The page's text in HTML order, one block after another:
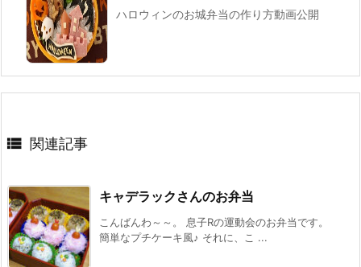
ハロウィンのお城弁当の作り方動画公開
 関連記事
キャデラックさんのお弁当
こんばんわ～～。 息子Rの運動会のお弁当です。
簡単なプチケーキ風♪ それに、こ ...